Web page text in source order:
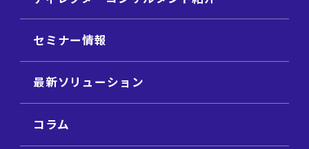
セミナー情報
最新ソリューション
コラム